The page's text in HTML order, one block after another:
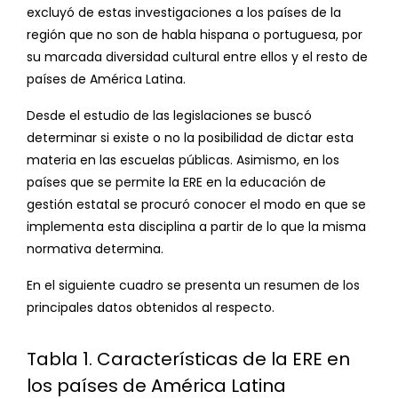
excluyó de estas investigaciones a los países de la
región que no son de habla hispana o portuguesa, por
su marcada diversidad cultural entre ellos y el resto de
países de América Latina.
Desde el estudio de las legislaciones se buscó
determinar si existe o no la posibilidad de dictar esta
materia en las escuelas públicas. Asimismo, en los
países que se permite la ERE en la educación de
gestión estatal se procuró conocer el modo en que se
implementa esta disciplina a partir de lo que la misma
normativa determina.
En el siguiente cuadro se presenta un resumen de los
principales datos obtenidos al respecto.
Tabla 1. Características de la ERE en
los países de América Latina